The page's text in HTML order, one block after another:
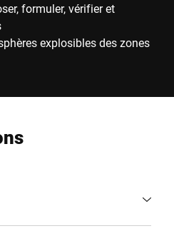
formuler, vérifier et
explosibles des zones